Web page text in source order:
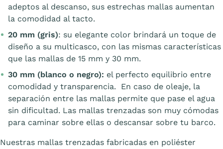
adeptos al descanso, sus estrechas mallas aumentan
la comodidad al tacto.
20 mm (gris): su elegante color brindará un toque de
diseño a su multicasco, con las mismas características
que las mallas de 15 mm y 30 mm.
30 mm (blanco o negro): el perfecto equilibrio entre
comodidad y transparencia. En caso de oleaje, la
separación entre las mallas permite que pase el agua
sin dificultad. Las mallas trenzadas son muy cómodas
para caminar sobre ellas o descansar sobre tu barco.
Nuestras mallas trenzadas fabricadas en poliéster